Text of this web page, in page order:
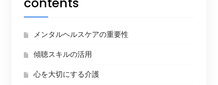
メンタルヘルスケアの重要性
傾聴スキルの活用
心を大切にする介護